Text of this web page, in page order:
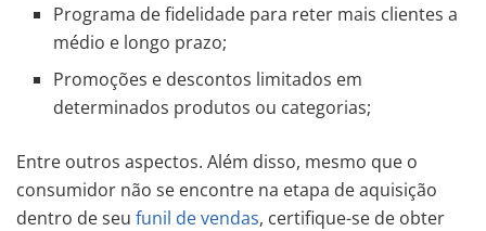
Programa de fidelidade para reter mais clientes a
médio e longo prazo;
Promoções e descontos limitados em
determinados produtos ou categorias;
Entre outros aspectos. Além disso, mesmo que o
consumidor não se encontre na etapa de aquisição
dentro de seu funil de vendas, certifique-se de obter